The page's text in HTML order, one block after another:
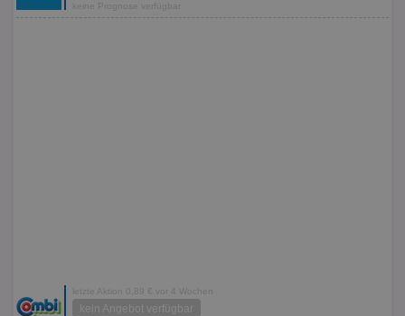
keine Prognose verfügbar
letzte Aktion 0,89 € vor 4 Wochen
kein Angebot verfügbar